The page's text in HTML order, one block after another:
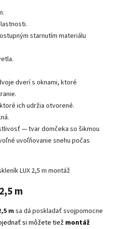
starnutím materiálu
dverí s oknami, ktoré
ich udržia otvorené.
— tvar domčeka so šikmou
uvoľňovanie snehu počas
m
m sa dá poskladať svojpomocne
si môžete tiež montáž